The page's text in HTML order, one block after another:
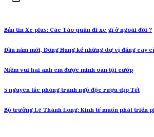
Bản tin Xe plus: Các Táo quân đi xe gì ở ngoài đời ?
Đầu năm mới, Đông Hùng kể những dự vị đắng
Niềm vui hai anh em được minh oan tội cướp
5 nguyên tắc phòng tránh ngộ độc rượu dịp Tết
Bộ trưởng Lê Thành Long: Kinh tế muốn phát triển